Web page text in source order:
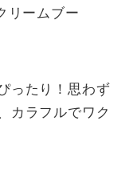
リームブー
ったり！思わず
カラフルでワク